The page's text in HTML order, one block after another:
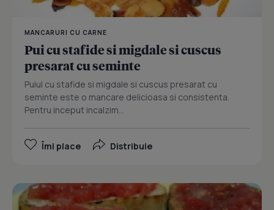
MANCARURI CU CARNE
Pui cu stafide si migdale si cuscus
presarat cu seminte
Puiul cu stafide si migdale si cuscus presarat cu
seminte este o mancare delicioasa si consistenta.
Pentru inceput incalzim...
Îmi place Distribuie